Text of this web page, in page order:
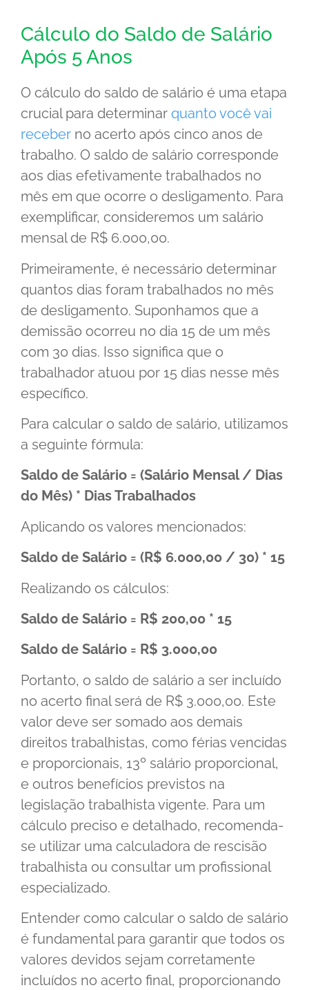
Cálculo do Saldo de Salário
Após 5 Anos
O cálculo do saldo de salário é uma etapa
crucial para determinar quanto você vai
receber no acerto após cinco anos de
trabalho. O saldo de salário corresponde
aos dias efetivamente trabalhados no
mês em que ocorre o desligamento. Para
exemplificar, consideremos um salário
mensal de R$ 6.000,00.
Primeiramente, é necessário determinar
quantos dias foram trabalhados no mês
de desligamento. Suponhamos que a
demissão ocorreu no dia 15 de um mês
com 30 dias. Isso significa que o
trabalhador atuou por 15 dias nesse mês
específico.
Para calcular o saldo de salário, utilizamos
a seguinte fórmula:
Saldo de Salário = (Salário Mensal / Dias
do Mês) * Dias Trabalhados
Aplicando os valores mencionados:
Saldo de Salário = (R$ 6.000,00 / 30) * 15
Realizando os cálculos:
Saldo de Salário = R$ 200,00 * 15
Saldo de Salário = R$ 3.000,00
Portanto, o saldo de salário a ser incluído
no acerto final será de R$ 3.000,00. Este
valor deve ser somado aos demais
direitos trabalhistas, como férias vencidas
e proporcionais, 13º salário proporcional,
e outros benefícios previstos na
legislação trabalhista vigente. Para um
cálculo preciso e detalhado, recomenda-
se utilizar uma calculadora de rescisão
trabalhista ou consultar um profissional
especializado.
Entender como calcular o saldo de salário
é fundamental para garantir que todos os
valores devidos sejam corretamente
incluídos no acerto final, proporcionando